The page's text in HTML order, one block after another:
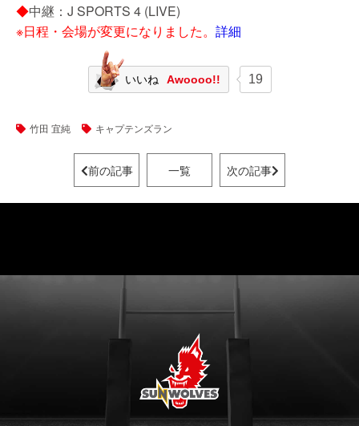
◆中継：J SPORTS 4 (LIVE)
※日程・会場が変更になりました。 詳細
いいね Awoooo!! 19
竹田 宜純 キャプテンズラン
前の記事 一覧 次の記事